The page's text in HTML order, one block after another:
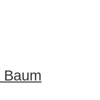
Baum